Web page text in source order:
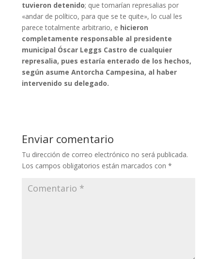
tuvieron detenido; que tomarían represalias por
«andar de político, para que se te quite», lo cual les
parece totalmente arbitrario, e hicieron
completamente responsable al presidente
municipal Óscar Leggs Castro de cualquier
represalia, pues estaría enterado de los hechos,
según asume Antorcha Campesina, al haber
intervenido su delegado.
Enviar comentario
Tu dirección de correo electrónico no será publicada.
Los campos obligatorios están marcados con *